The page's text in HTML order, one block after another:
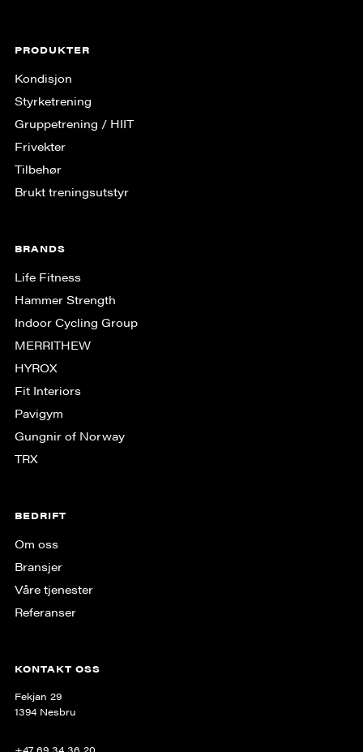
PRODUKTER
Kondisjon
Styrketrening
Gruppe­trening / HIIT
Frivekter
Tilbehør
Brukt treningsutstyr
BRANDS
Life Fitness
Hammer Strength
Indoor Cycling Group
MERRITHEW
HYROX
Fit Interiors
Pavigym
Gungnir of Norway
TRX
BEDRIFT
Om oss
Bransjer
Våre tjenester
Referanser
KONTAKT OSS
Fekjan 29
1394 Nesbru